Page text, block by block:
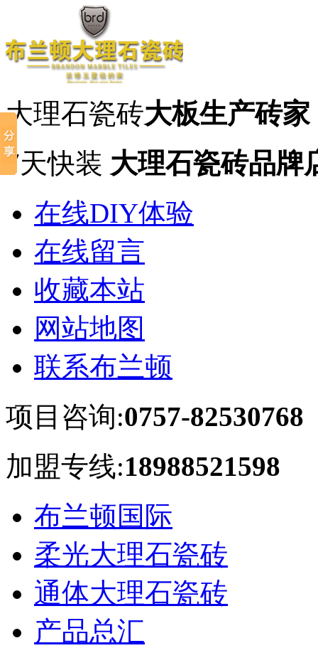
大理石瓷砖大板生产砖家
7天快装 大理石瓷砖品牌
在线DIY体验
在线留言
收藏本站
网站地图
联系布兰顿
项目咨询:0757-82530768
加盟专线:18988521598
布兰顿国际
柔光大理石瓷砖
通体大理石瓷砖
产品总汇